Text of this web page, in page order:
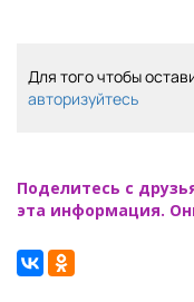
Для того чтобы
авторизуйтесь
Поделитесь с
эта информация.